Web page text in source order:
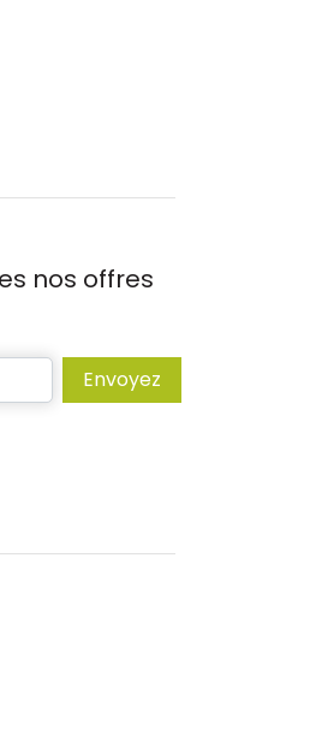
nos offres
Envoyez